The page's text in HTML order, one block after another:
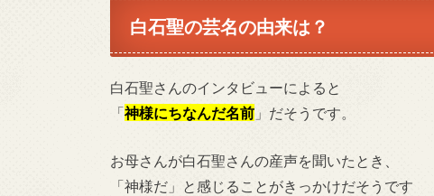
白石聖の芸名の由来は？
白石聖さんのインタビューによると
「神様にちなんだ名前 」だそうです。
お母さんが白石聖さんの産声を聞いたとき、
「神様だ」と感じることがきっかけだそうです